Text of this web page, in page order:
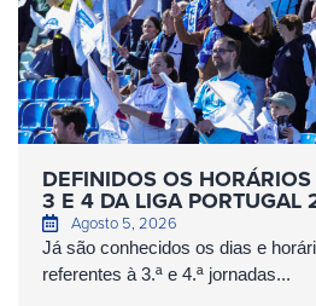
DEFINIDOS OS
3 E 4 DA LIGA PORTUGAL
Agosto 5, 2026
Já são conhecidos os dias e
referentes à 3.ª e 4.ª jornadas...